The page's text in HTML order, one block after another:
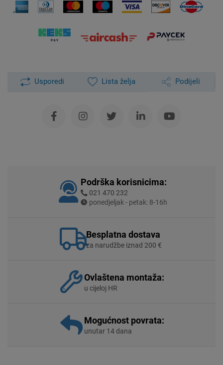
Usporedi Lista želja Podijeli
Podrška korisnicima:
021 470 232
ponedjeljak - petak: 8-16h
Besplatna dostava
za narudžbe iznad 200 €
Ovlaštena montaža:
u cijeloj HR
Mogućnost povrata:
unutar 14 dana